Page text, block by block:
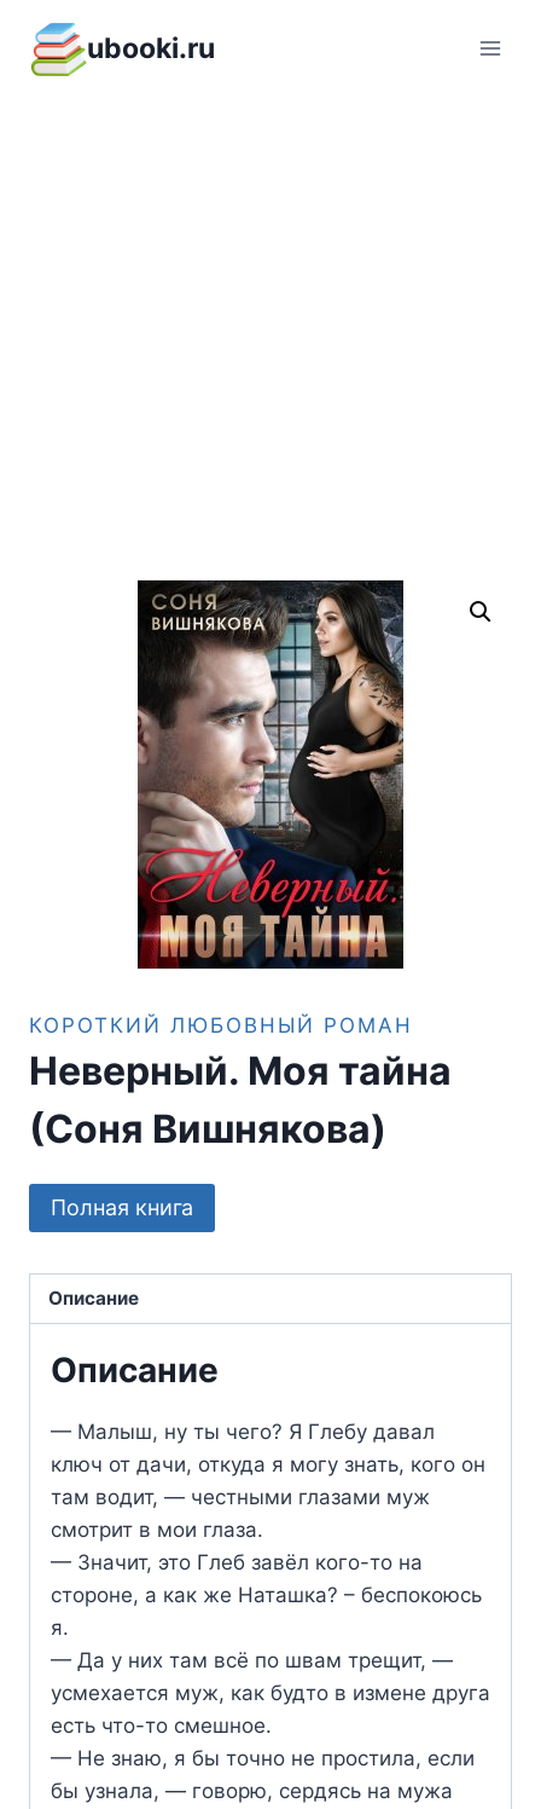
содержимому
ubooki.ru
КОРОТКИЙ ЛЮБОВНЫЙ РОМАН
Неверный. Моя тайна
(Соня Вишнякова)
Полная книга
Описание
Описание
— Малыш, ну ты чего? Я Глебу давал
ключ от дачи, откуда я могу знать, кого он
там водит, — честными глазами муж
смотрит в мои глаза.
— Значит, это Глеб завёл кого-то на
стороне, а как же Наташка? – беспокоюсь
я.
— Да у них там всё по швам трещит, —
усмехается муж, как будто в измене друга
есть что-то смешное.
— Не знаю, я бы точно не простила, если
бы узнала, — говорю, сердясь на мужа